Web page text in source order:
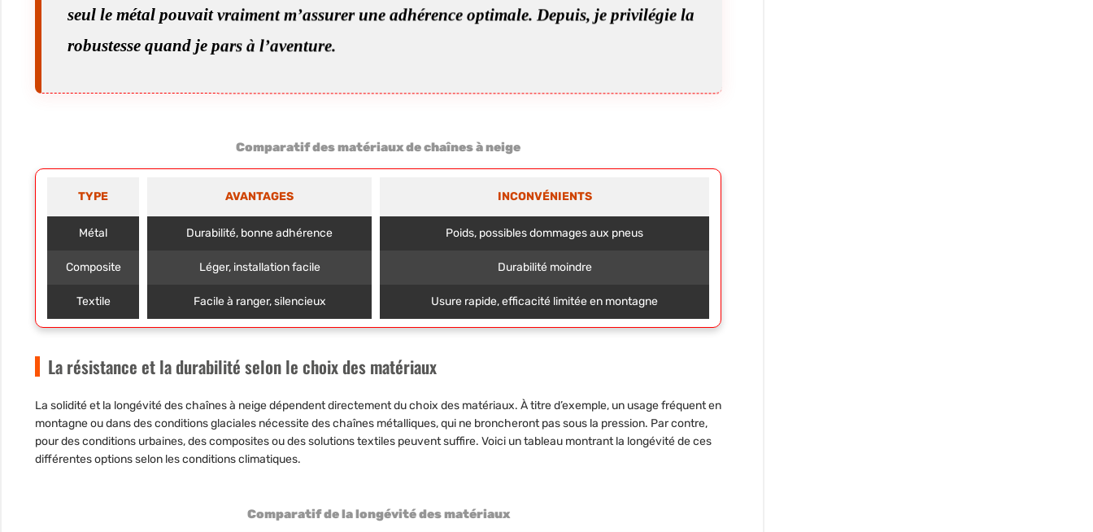
seul le métal pouvait vraiment m’assurer une adhérence optimale. Depuis, je privilégie la
robustesse quand je pars à l’aventure.
Comparatif des matériaux de chaînes à neige
TYPE AVANTAGES INCONVÉNIENTS
Métal Durabilité, bonne adhérence Poids, possibles dommages aux pneus
Composite Léger, installation facile Durabilité moindre
Textile Facile à ranger, silencieux Usure rapide, efficacité limitée en montagne
La résistance et la durabilité selon le choix des matériaux
La solidité et la longévité des chaînes à neige dépendent directement du choix des matériaux. À titre d’exemple, un usage fréquent en
montagne ou dans des conditions glaciales nécessite des chaînes métalliques, qui ne broncheront pas sous la pression. Par contre,
pour des conditions urbaines, des composites ou des solutions textiles peuvent suffire. Voici un tableau montrant la longévité de ces
différentes options selon les conditions climatiques.
Comparatif de la longévité des matériaux